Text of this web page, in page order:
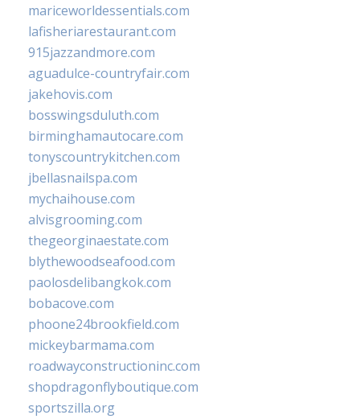
mariceworldessentials.com
lafisheriarestaurant.com
915jazzandmore.com
aguadulce-countryfair.com
jakehovis.com
bosswingsduluth.com
birminghamautocare.com
tonyscountrykitchen.com
jbellasnailspa.com
mychaihouse.com
alvisgrooming.com
thegeorginaestate.com
blythewoodseafood.com
paolosdelibangkok.com
bobacove.com
phoone24brookfield.com
mickeybarmama.com
roadwayconstructioninc.com
shopdragonflyboutique.com
sportszilla.org